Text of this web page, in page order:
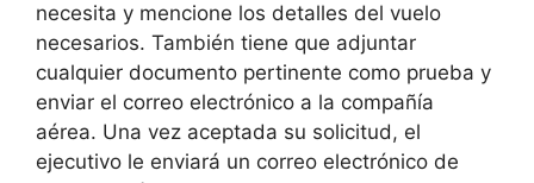
necesita y mencione los detalles del vuelo
necesarios. También tiene que adjuntar
cualquier documento pertinente como prueba y
enviar el correo electrónico a la compañía
aérea. Una vez aceptada su solicitud, el
ejecutivo le enviará un correo electrónico de